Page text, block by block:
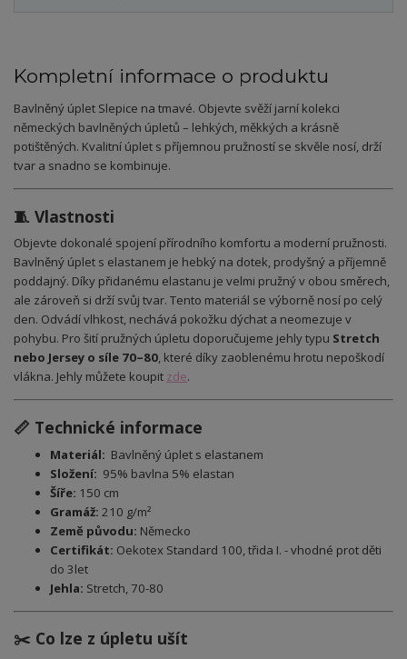
Kompletní informace o produktu
Bavlněný úplet Slepice na tmavé. Objevte svěží jarní kolekci
německých bavlněných úpletů – lehkých, měkkých a krásně
potištěných. Kvalitní úplet s příjemnou pružností se skvěle nosí, drží
tvar a snadno se kombinuje.
🧵 Vlastnosti
Objevte dokonalé spojení přírodního komfortu a moderní pružnosti.
Bavlněný úplet s elastanem je hebký na dotek, prodyšný a příjemně
poddajný. Díky přidanému elastanu je velmi pružný v obou směrech,
ale zároveň si drží svůj tvar. Tento materiál se výborně nosí po celý
den. Odvádí vlhkost, nechává pokožku dýchat a neomezuje v
pohybu. Pro šití pružných úpletu doporučujeme jehly typu Stretch
nebo Jersey o síle 70–80, které díky zaoblenému hrotu nepoškodí
vlákna. Jehly můžete koupit zde.
📏 Technické informace
Materiál: Bavlněný úplet s elastanem
Složení: 95% bavlna 5% elastan
Šíře: 150 cm
Gramáž: 210 g/m²
Země původu: Německo
Certifikát: Oekotex Standard 100, třida I. - vhodné prot děti
do 3let
Jehla: Stretch, 70-80
✂️ Co lze z úpletu ušít